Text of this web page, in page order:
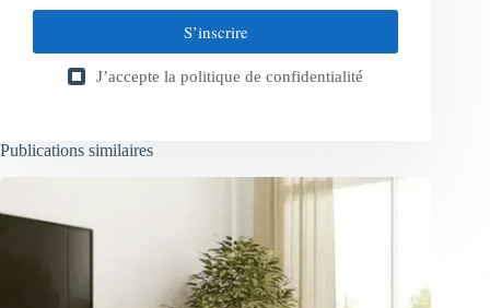
S’inscrire
J’accepte la politique de confidentialité
Publications similaires